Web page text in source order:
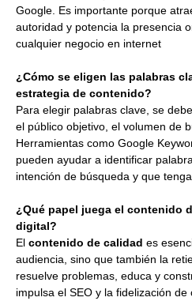
Google. Es importante porque
autoridad y potencia la presencia
cualquier negocio en internet
¿Cómo se eligen las palabras
estrategia de contenido?
Para elegir palabras clave, se
el público objetivo, el volumen de
Herramientas como Google
pueden ayudar a identificar
intención de búsqueda y que
¿Qué papel juega el contenido
digital?
El contenido de calidad es
audiencia, sino que también la
resuelve problemas, educa y
impulsa el SEO y la fidelización de